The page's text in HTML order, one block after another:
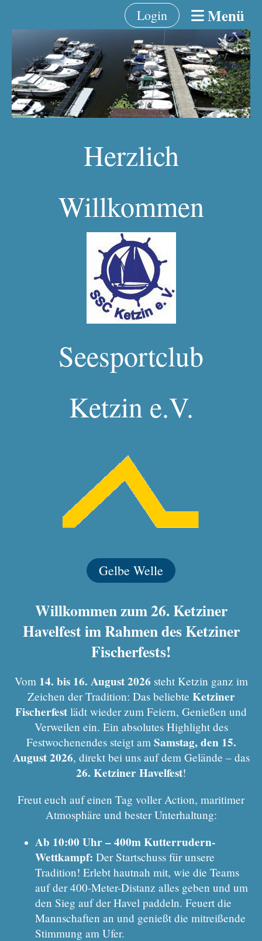
Login Menü
Herzlich
Willkommen
Seesportclub
Ketzin e.V.
Gelbe Welle
Willkommen zum 26. Ketziner
Havelfest im Rahmen des Ketziner
Fischerfests!
Vom 14. bis 16. August 2026 steht Ketzin ganz im
Zeichen der Tradition: Das beliebte Ketziner
Fischerfest lädt wieder zum Feiern, Genießen und
Verweilen ein. Ein absolutes Highlight des
Festwochenendes steigt am Samstag, den 15.
August 2026, direkt bei uns auf dem Gelände – das
26. Ketziner Havelfest!
Freut euch auf einen Tag voller Action, maritimer
Atmosphäre und bester Unterhaltung:
Ab 10:00 Uhr – 400m Kutterrudern-
Wettkampf: Der Startschuss für unsere
Tradition! Erlebt hautnah mit, wie die Teams
auf der 400-Meter-Distanz alles geben und um
den Sieg auf der Havel paddeln. Feuert die
Mannschaften an und genießt die mitreißende
Stimmung am Ufer.